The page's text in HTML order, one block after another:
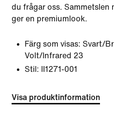
du frågar oss.
ger en premiumlook.
Färg som visas: Svart/
Volt/Infrared 23
Stil:
II1271-001
Visa produktinformation